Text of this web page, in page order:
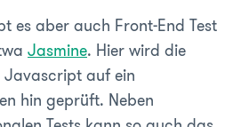
es aber auch Front-End Test
Jasmine. Hier wird die
Javascript auf ein
hin geprüft. Neben